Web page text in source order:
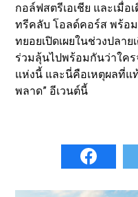
กอล์ฟสตรีเอเชีย และเมื่
ทรีคลับ โอลด์คอร์ส พร้อ
ทยอยเปิดเผยในช่วงปลา
ร่วมลุ้นไปพร้อมกันว่าใคร
แห่งนี้ และนี่คือเหตุผลที่แ
พลาด” อีเวนต์นี้